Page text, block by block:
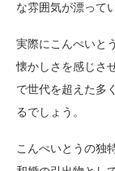
な雰囲気が漂って
実際にこんぺいと
懐かしさを感じさ
で世代を超えた多
るでしょう。
こんぺいとうの独